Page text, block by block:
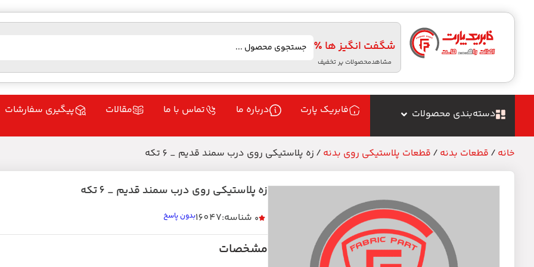
شگفت انگیز ها ٪
مشاهدمحصولات پر تخفیف
دسته‌بندی محصولات فابریک پارت درباره ما تماس با ما مقالات پیگیری سفارشات
خانه / قطعات بدنه / قطعات پلاستیکی روی بدنه / زه پلاستیکی روی درب سمند قدیم _ 6 تکه
زه پلاستیکی روی درب سمند قدیم _ 6 تکه
0 شناسه:16047 بدون پاسخ
مشخصات